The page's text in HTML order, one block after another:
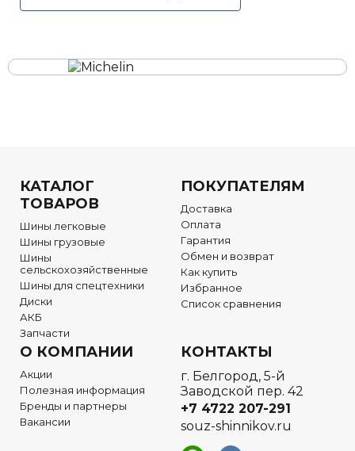
КАТАЛОГ
ТОВАРОВ
Шины легковые
Шины грузовые
Шины
сельскохозяйственные
Шины для спецтехники
Диски
АКБ
Запчасти
ПОКУПАТЕЛЯМ
Доставка
Оплата
Гарантия
Обмен и возврат
Как купить
Избранное
Список сравнения
О КОМПАНИИ
Акции
Полезная информация
Бренды и партнеры
Вакансии
КОНТАКТЫ
г. Белгород, 5-й
Заводской пер. 42
+7 4722 207-291
souz-shinnikov.ru